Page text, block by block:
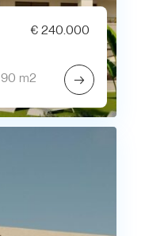
€ 240.000
90 m2 →